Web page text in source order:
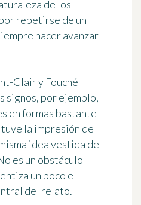
de los
repetirse de un
hacer avanzar
Clair y Fouché
signos, por ejemplo,
en formas bastante
la impresión de
idea vestida de
es un obstáculo
un poco el
del relato.